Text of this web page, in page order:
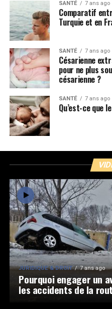
SANTÉ 7 ans ago
Comparatif
Turquie et en
SANTÉ 7 ans ago
Césarienne
pour ne plus
césarienne ?
SANTÉ 7 ans ago
Qu’est-ce que
JURIDIQUE & DROIT 7 ans ago
Pourquoi engager un
les accidents de la